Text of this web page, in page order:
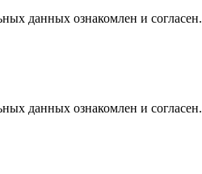
данных ознакомлен и согласен.
данных ознакомлен и согласен.